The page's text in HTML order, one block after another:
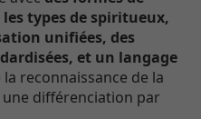
types de spiritueux,
unifiées, des
et un langage
reconnaissance de la
différenciation par